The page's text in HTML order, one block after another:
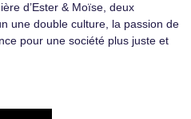
d’Ester & Moïse, deux
une double culture, la passion de
pour une société plus juste et